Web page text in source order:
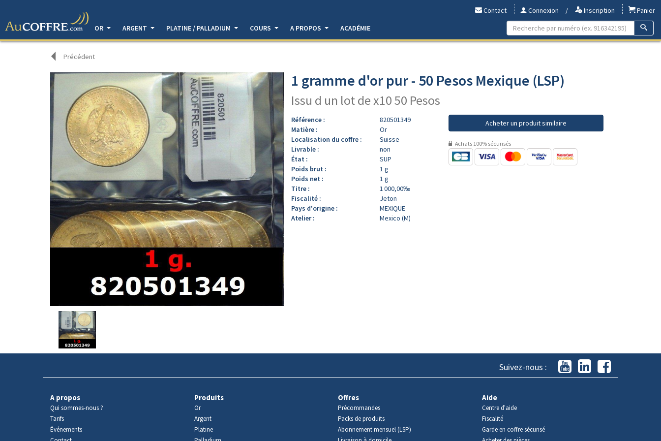
Contact Connexion / Inscription
Panier
OR
ARGENT PLATINE / PALLADIUM COURS A PROPOS ACADÉMIE
Précédent
Avers
produit
1 gramme d'or pur - 50 Pesos Mexique (LSP)
Issu d un lot de x10 50 Pesos
Référence :
820501349
Matière :
Or
Localisation du coffre :
Suisse
Livrable :
non
État :
SUP
Poids brut :
1 g
Poids net :
1 g
Titre :
1 000,00‰
Fiscalité :
Jeton
Pays d'origine :
MEXIQUE
Atelier :
Mexico (M)
Acheter un produit similaire
Achats 100% sécurisés
Suivez-nous :
A propos
Qui sommes-nous ?
Tarifs
Événements
Produits
Or
Argent
Platine
Offres
Précommandes
Packs de produits
Abonnement mensuel (LSP)
Aide
Centre d'aide
Fiscalité
Garde en coffre sécurisé